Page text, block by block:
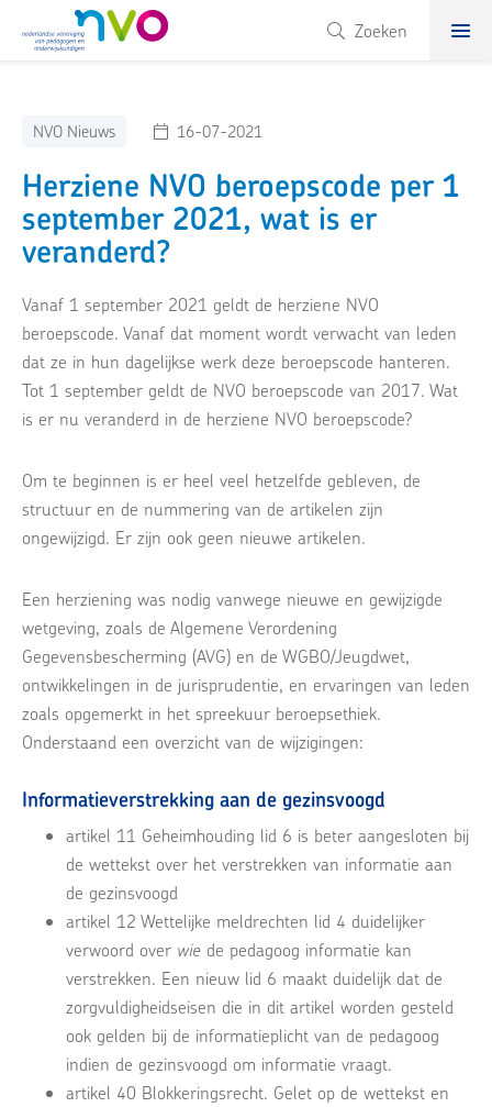
NVO Zoeken
NVO Nieuws 16-07-2021
Herziene NVO beroepscode per 1
september 2021, wat is er
veranderd?
Vanaf 1 september 2021 geldt de herziene NVO
beroepscode. Vanaf dat moment wordt verwacht van leden
dat ze in hun dagelijkse werk deze beroepscode hanteren.
Tot 1 september geldt de NVO beroepscode van 2017. Wat
is er nu veranderd in de herziene NVO beroepscode?
Om te beginnen is er heel veel hetzelfde gebleven, de
structuur en de nummering van de artikelen zijn
ongewijzigd. Er zijn ook geen nieuwe artikelen.
Een herziening was nodig vanwege nieuwe en gewijzigde
wetgeving, zoals de Algemene Verordening
Gegevensbescherming (AVG) en de WGBO/Jeugdwet,
ontwikkelingen in de jurisprudentie, en ervaringen van leden
zoals opgemerkt in het spreekuur beroepsethiek.
Onderstaand een overzicht van de wijzigingen:
Informatieverstrekking aan de gezinsvoogd
artikel 11 Geheimhouding lid 6 is beter aangesloten bij
de wettekst over het verstrekken van informatie aan
de gezinsvoogd
artikel 12 Wettelijke meldrechten lid 4 duidelijker
verwoord over wie de pedagoog informatie kan
verstrekken. Een nieuw lid 6 maakt duidelijk dat de
zorgvuldigheidseisen die in dit artikel worden gesteld
ook gelden bij de informatieplicht van de pedagoog
indien de gezinsvoogd om informatie vraagt.
artikel 40 Blokkeringsrecht. Gelet op de wettekst en